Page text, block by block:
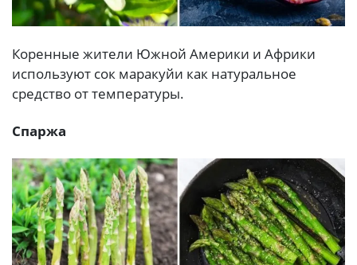
Коренные жители Южной Америки и Африки
используют сок маракуйи как натуральное
средство от температуры.
Спаржа